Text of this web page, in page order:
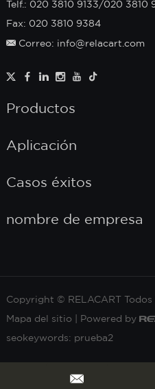
Telf.: 020 3810 9133/020 3810
Fax: 020 3810 9384
Correo: info@relacart.com
Productos
Aplicación
Casos éxitos
nombre de empresa
Copyright © RELACART Todos
Mapa del sitio | Powered by
seokeywords: prueba2